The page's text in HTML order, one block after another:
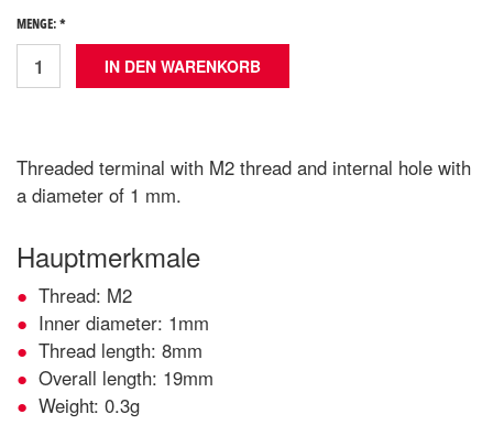
MENGE: *
Threaded terminal with M2 thread and internal hole with
a diameter of 1 mm.
Hauptmerkmale
Thread: M2
Inner diameter: 1mm
Thread length: 8mm
Overall length: 19mm
Weight: 0.3g